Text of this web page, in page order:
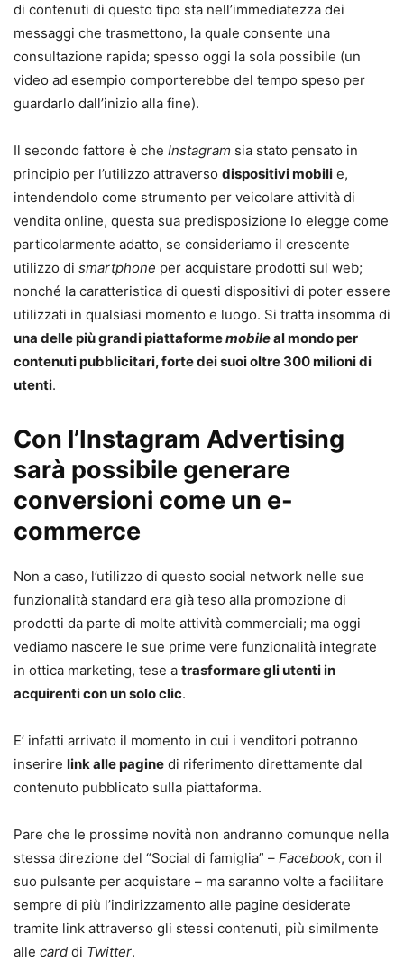
di contenuti di questo tipo sta nell’immediatezza dei
messaggi che trasmettono, la quale consente una
consultazione rapida; spesso oggi la sola possibile (un
video ad esempio comporterebbe del tempo speso per
guardarlo dall’inizio alla fine).
Il secondo fattore è che Instagram sia stato pensato in
principio per l’utilizzo attraverso dispositivi mobili e,
intendendolo come strumento per veicolare attività di
vendita online, questa sua predisposizione lo elegge come
particolarmente adatto, se consideriamo il crescente
utilizzo di smartphone per acquistare prodotti sul web;
nonché la caratteristica di questi dispositivi di poter essere
utilizzati in qualsiasi momento e luogo. Si tratta insomma di
una delle più grandi piattaformemobileal mondo per
contenuti pubblicitari, forte dei suoi oltre 300 milioni di
utenti.
Con l’Instagram Advertising
sarà possibile generare
conversioni come un e-
commerce
Non a caso, l’utilizzo di questo social network nelle sue
funzionalità standard era già teso alla promozione di
prodotti da parte di molte attività commerciali; ma oggi
vediamo nascere le sue prime vere funzionalità integrate
in ottica marketing, tese a trasformare gli utenti in
acquirenti con un solo clic.
E’ infatti arrivato il momento in cui i venditori potranno
inserire link alle pagine di riferimento direttamente dal
contenuto pubblicato sulla piattaforma.
Pare che le prossime novità non andranno comunque nella
stessa direzione del “Social di famiglia” – Facebook, con il
suo pulsante per acquistare – ma saranno volte a facilitare
sempre di più l’indirizzamento alle pagine desiderate
tramite link attraverso gli stessi contenuti, più similmente
alle card di Twitter.